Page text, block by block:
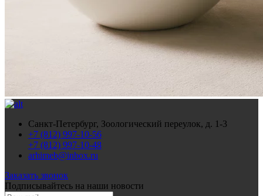
Санкт-Петербург, Зоологический переулок, д. 1-3
+7 (812) 997-10-56
+7 (812) 997-10-48
arhimeb@inbox.ru
Заказать звонок
Подписывайтесь на наши новости